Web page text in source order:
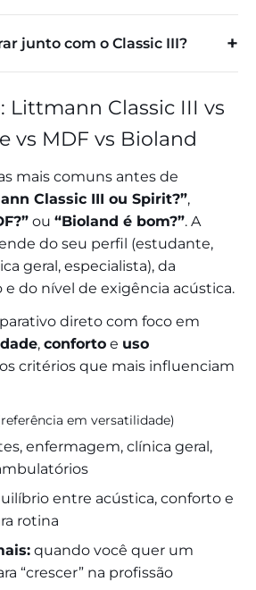
junto com o Classic III?
Littmann Classic III vs
vs MDF vs Bioland
mais comuns antes de
Classic III ou Spirit?”,
ou “Bioland é bom?”. A
do seu perfil (estudante,
geral, especialista), da
do nível de exigência acústica.
direto com foco em
, conforto e uso
critérios que mais influenciam
em versatilidade)
enfermagem, clínica geral,
entre acústica, conforto e
rotina
quando você quer um
“crescer” na profissão